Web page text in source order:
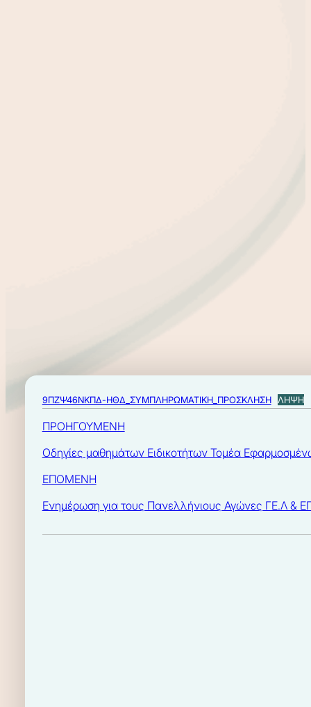
9ΠΖΨ46ΝΚΠΔ-ΗΘΔ_ΣΥΜΠΛΗΡΩΜΑΤΙΚΗ_ΠΡΟΣΚΛΗΣΗ ΛΗΨΗ
ΠΡΟΗΓΟΥΜΕΝΗ
Οδηγίες μαθημάτων Ειδικοτήτων Τομέα
ΕΠΟΜΕΝΗ
Ενημέρωση για τους Πανελλήνιους Αγώνες ΓΕ.Λ &